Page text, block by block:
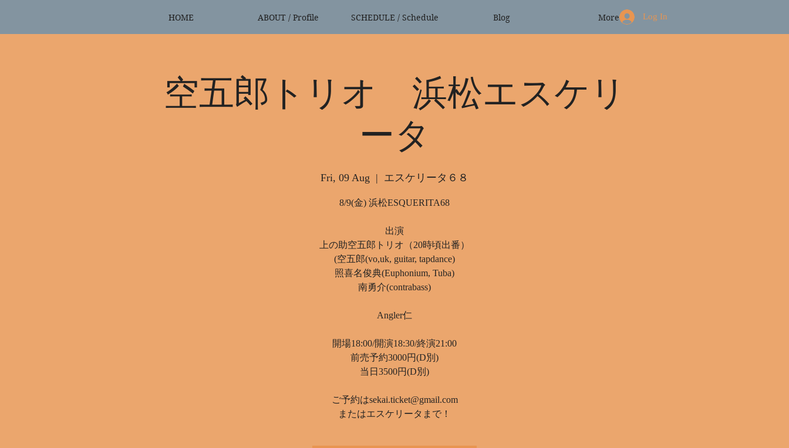
HOME ABOUT / Profile SCHEDULE / Schedule Blog More Log In
空五郎トリオ 浜松エスケリ
ータ
Fri, 09 Aug
  |
エスケリータ６８
8/9(金) 浜松ESQUERITA68
出演
上の助空五郎トリオ（20時頃出番）
(空五郎(vo,uk, guitar, tapdance)
照喜名俊典(Euphonium, Tuba)
南勇介(contrabass)
Angler仁
開場18:00/開演18:30/終演21:00
前売予約3000円(D別)
当日3500円(D別)
ご予約はsekai.ticket@gmail.com
またはエスケリータまで！